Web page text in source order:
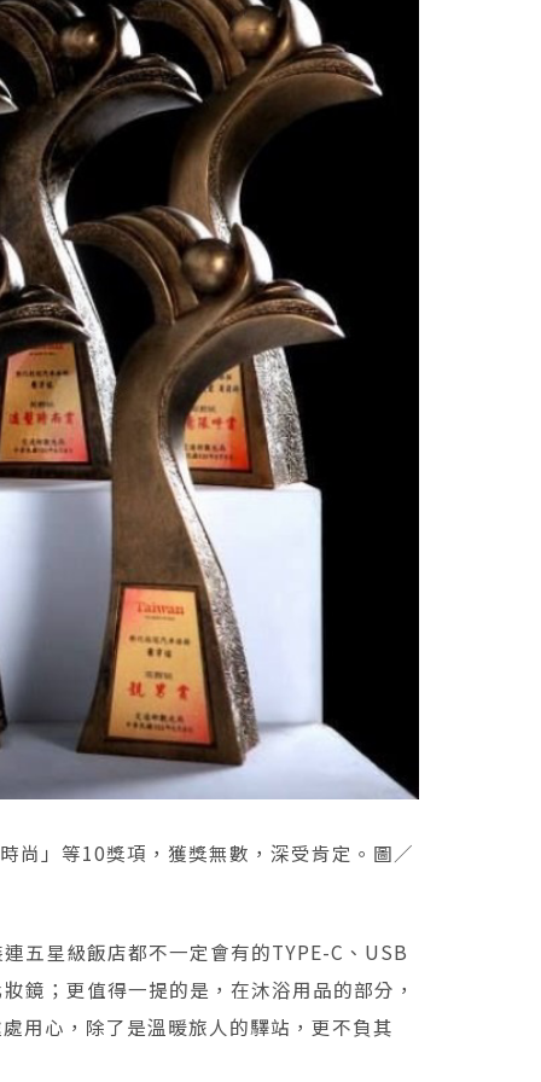
尚」等10獎項，獲獎無數，深受肯定。圖／
五星級飯店都不一定會有的TYPE-C、USB
鏡；更值得一提的是，在沐浴用品的部分，
用心，除了是溫暖旅人的驛站，更不負其